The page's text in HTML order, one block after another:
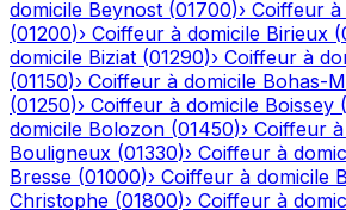
domicile Beynost (01700)› Coiffeur à
(01200)› Coiffeur à domicile Birieux (
domicile Biziat (01290)› Coiffeur à
(01150)› Coiffeur à domicile Bohas-
(01250)› Coiffeur à domicile Boissey (
domicile Bolozon (01450)› Coiffeur
Bouligneux (01330)› Coiffeur à
Bresse (01000)› Coiffeur à domicile
Christophe (01800)› Coiffeur à